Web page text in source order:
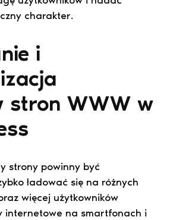
charakter.
i
stron WWW w
strony powinny być
ładować się na różnych
więcej użytkowników
internetowe na smartfonach i